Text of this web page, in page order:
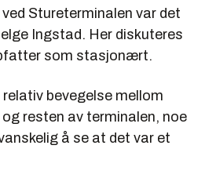
Stureterminalen var det
Ingstad. Her diskuteres
som stasjonært.
bevegelse mellom
resten av terminalen, noe
å se at det var et